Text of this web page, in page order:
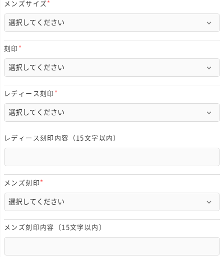
メンズサイズ
必
須
)
刻印
必
須
)
レディース刻印
必
須
)
レディース刻印内容（15文字以内）
メンズ刻印
必
須
)
メンズ刻印内容（15文字以内）